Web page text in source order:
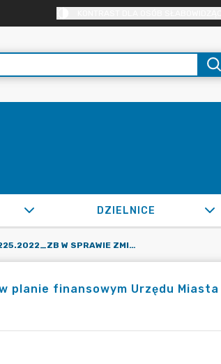
DZIELNICE
OR.0050.1225.2022_ZB W SPRAWIE ZMIAN W PLANIE FINANSOWYM URZĘDU MIASTA ŻORY NA 2022 R.
planie finansowym Urzędu